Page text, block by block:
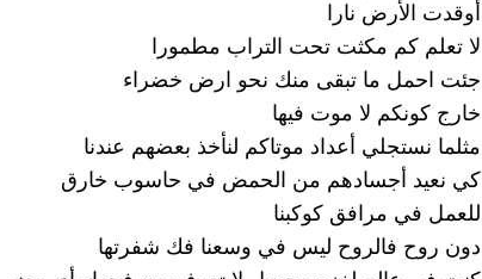
أوقدت الأرض نارا
لا تعلم كم مكثت تحت التراب مطمورا
جئت احمل ما تبقى منك نحو ارض خضراء
خارج كونكم لا موت فيها
مثلما نستجلي أعداد موتاكم لنأخذ بعضهم عندنا
كي نعيد أجسادهم من الحمض في حاسوب خارق
للعمل في مرافق كوكبنا
دون روح فالروح ليس في وسعنا فك شفرتها